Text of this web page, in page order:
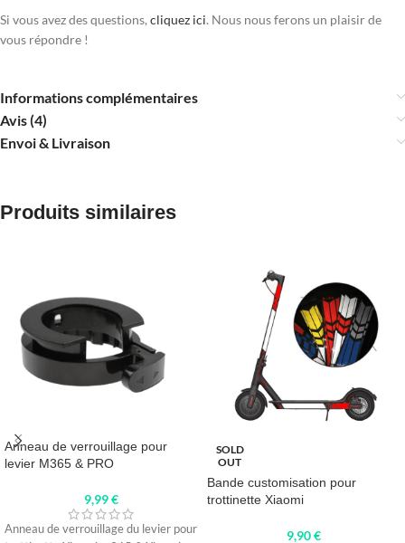
Si vous avez des questions, cliquez ici. Nous nous ferons un plaisir de
vous répondre !
Informations complémentaires
Avis (4)
Envoi & Livraison
Produits similaires
Anneau de verrouillage pour
levier M365 & PRO
9,99€
Anneau de verrouillage du levier pour
SOLD
OUT
Bande customisation pour
trottinette Xiaomi
9,90€